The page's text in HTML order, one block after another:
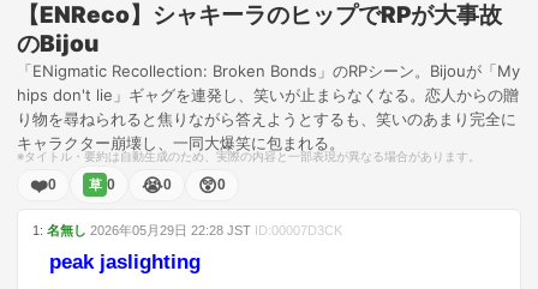
【ENReco】シャキーラのヒップでRPが大事故
のBijou
「ENigmatic Recollection: Broken Bonds」のRPシーン。Bijouが「My
hips don't lie」ギャグを連発し、笑いが止まらなくなる。恋人からの贈
り物を尋ねられると焦りながら答えようとするも、笑いのあまり完全に
キャラクター崩壊し、一同大爆笑に包まれる。
※タイトル・要約は自動生成のため、実際の内容と一部表現が異なる場合があります。
❤️0 草 0 😭0 😲0
1 : 名無し 2026年05月29日 22:28 JST ID:00007D3CK
peak jaslighting